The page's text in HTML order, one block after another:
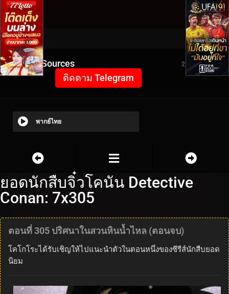
Video Sources 2261 Views
ติดตาม Telegram
พากย์ไทย
ยอดนักสืบจิ๋วโคนัน Detective
Conan: 7x305
ตอนที่ 305 ปริศนาในสวนหินน้ำไหล (ตอนจบ)
โคโกโระได้รับเชิญให้ไปแนะนำตัวในตอนหนึ่งของซีรีส์นักสืบยอด
นิยม